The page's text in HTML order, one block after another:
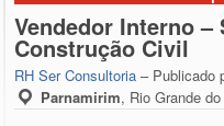
Vendedor Interno –
Construção Civil
RH Ser Consultoria – Publicado
Parnamirim, Rio Grande